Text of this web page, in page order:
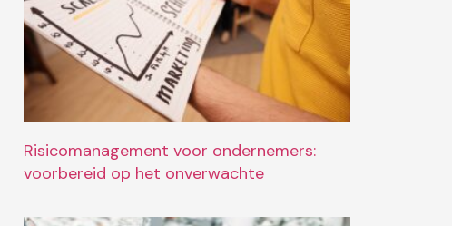
Risicomanagement voor ondernemers:
voorbereid op het onverwachte